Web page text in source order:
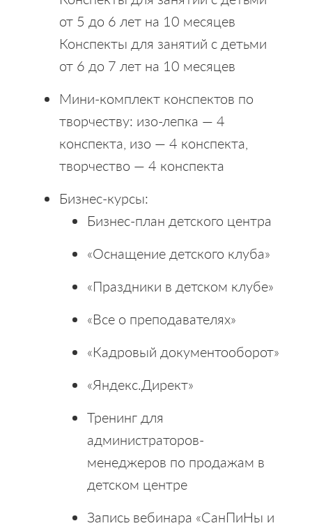
от 5 до 6 лет на 10 месяцев
Конспекты для занятий с детьми
от 6 до 7 лет на 10 месяцев
Мини-комплект конспектов по
творчеству: изо-лепка — 4
конспекта, изо — 4 конспекта,
творчество — 4 конспекта
Бизнес-курсы:
Бизнес-план детского центра
«Оснащение детского клуба»
«Праздники в детском клубе»
«Все о преподавателях»
«Кадровый документооборот»
«Яндекс.Директ»
Тренинг для
администраторов-
менеджеров по продажам в
детском центре
Запись вебинара «СанПиНы и